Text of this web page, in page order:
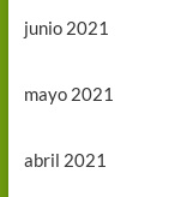
junio 2021
mayo 2021
abril 2021